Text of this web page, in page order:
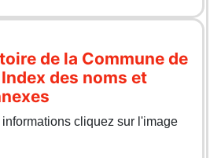
de la Commune de
des noms et
cliquez sur l'image